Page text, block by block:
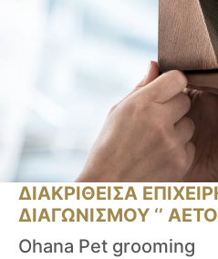
ΔΙΑΚΡΙΘΕΙΣΑ
ΔΙΑΓΩΝΙΣΜΟΥ ‘’ ΑΕΤΟΙ
Ohana Pet grooming